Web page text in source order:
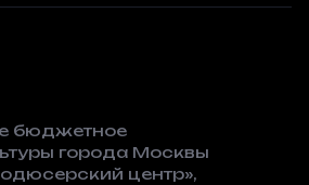
бюджетное
города Москвы
центр»,